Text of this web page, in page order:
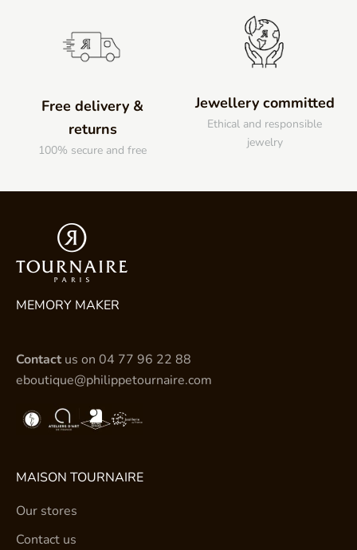
Free delivery &
returns
100% secure and free
Jewellery committed
Ethical and responsible
jewelry
MEMORY MAKER
Contact us on 04 77 96 22 88
eboutique@philippetournaire.com
MAISON TOURNAIRE
Our stores
Contact us